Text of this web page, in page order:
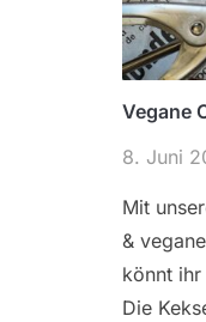
Vegane
8. Juni
Mit
&
könnt
Die